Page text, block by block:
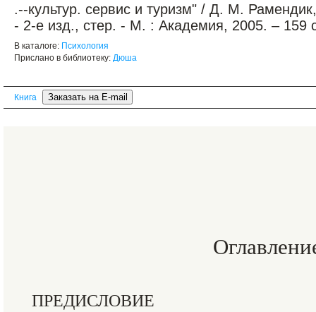
.--культур. сервис и туризм" / Д. М.
- 2-е изд., стер. - М. : Академия, 2005. – 159
В каталоге: Психология
Прислано в библиотеку: Дюша
Книга
ПРЕДИСЛОВИЕ